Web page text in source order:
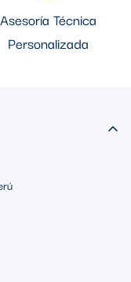
Asesoría Técnica
Personalizada